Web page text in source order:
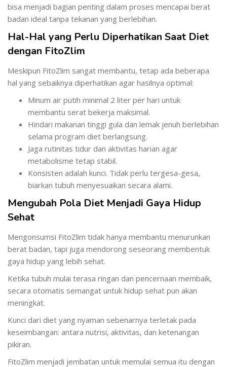
bisa menjadi bagian penting dalam proses mencapai berat
badan ideal tanpa tekanan yang berlebihan.
Hal-Hal yang Perlu Diperhatikan Saat Diet
dengan FitoZlim
Meskipun FitoZlim sangat membantu, tetap ada beberapa
hal yang sebaiknya diperhatikan agar hasilnya optimal:
Minum air putih minimal 2 liter per hari untuk
membantu serat bekerja maksimal.
Hindari makanan tinggi gula dan lemak jenuh berlebihan
selama program diet berlangsung.
Jaga rutinitas tidur dan aktivitas harian agar
metabolisme tetap stabil.
Konsisten adalah kunci. Tidak perlu tergesa-gesa,
biarkan tubuh menyesuaikan secara alami.
Mengubah Pola Diet Menjadi Gaya Hidup
Sehat
Mengonsumsi FitoZlim tidak hanya membantu menurunkan
berat badan, tapi juga mendorong seseorang membentuk
gaya hidup yang lebih sehat.
Ketika tubuh mulai terasa ringan dan pencernaan membaik,
secara otomatis semangat untuk hidup sehat pun akan
meningkat.
Kunci dari diet yang nyaman sebenarnya terletak pada
keseimbangan: antara nutrisi, aktivitas, dan ketenangan
pikiran.
FitoZlim menjadi jembatan untuk memulai semua itu dengan